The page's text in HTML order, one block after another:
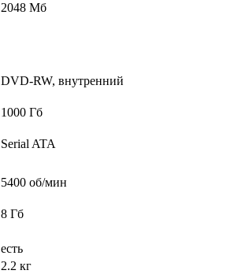
2048 Мб
DVD-RW, внутренний
1000 Гб
Serial ATA
5400 об/мин
8 Гб
есть
2.2 кг